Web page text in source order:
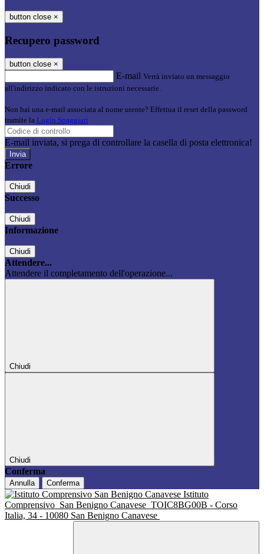
button close ×
Recupero password
button close ×
E-mail Verrà inviato un messaggio
all'indirizzo indicato con le istruzioni necessarie.
Non hai una e-mail associata al nome utente? Effettua il reset della password
tramite la Login Spaggiari
E-mail inviata, si prega di controllare la casella di posta elettronica!
Errore
Chiudi
Successo
Chiudi
Informazione
Chiudi
Attendere...
Attendere il completamento dell'operazione...
Chiudi
Chiudi
Conferma
Annulla Conferma
Istituto
Comprensivo San Benigno Canavese TOIC8BG00B - Corso
Italia, 34 - 10080 San Benigno Canavese